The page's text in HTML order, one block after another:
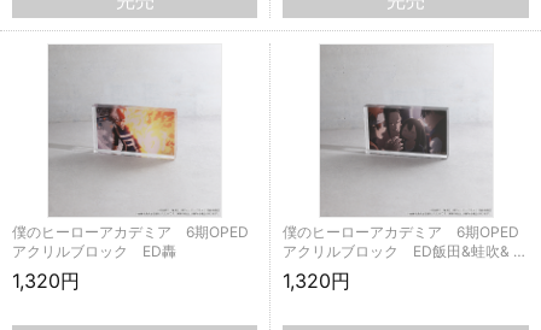
僕のヒーローアカデミア 6期OPED
アクリルブロック ED轟
1,320円
僕のヒーローアカデミア 6期OPED
アクリルブロック ED飯田&蛙吹& …
1,320円